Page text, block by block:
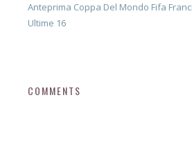
Anteprima Coppa Del Mondo Fifa
Ultime 16
COMMENTS